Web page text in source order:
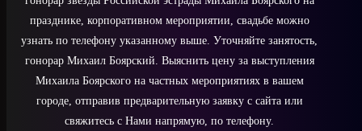
празднике, корпоративном мероприятии, свадьбе можно
узнать по телефону указанному выше. Уточняйте занятость,
гонорар Михаил Боярский. Выяснить цену за выступления
Михаила Боярского на частных мероприятиях в вашем
городе, отправив предварительную заявку с сайта или
свяжитесь с Нами напрямую, по телефону.